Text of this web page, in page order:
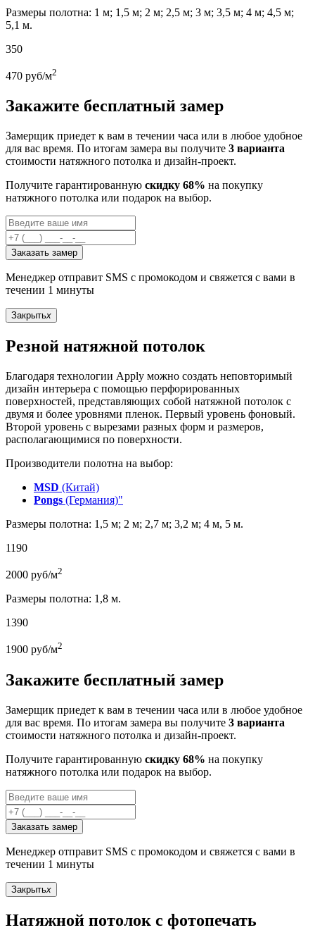
Размеры полотна: 1 м; 1,5 м; 2 м; 2,5 м; 3 м; 3,5 м; 4 м; 4,5 м;
5,1 м.
350
470 руб/м2
Закажите бесплатный замер
Замерщик приедет к вам в течении часа или в любое удобное
для вас время. По итогам замера вы получите 3 варианта
стоимости натяжного потолка и дизайн-проект.
Получите гарантированную скидку 68% на покупку
натяжного потолка или подарок на выбор.
Заказать замер
Менеджер отправит SMS с промокодом и свяжется с вами в
течении 1 минуты
Закрытьx
Резной натяжной потолок
Благодаря технологии Apply можно создать неповторимый
дизайн интерьера с помощью перфорированных
поверхностей, представляющих собой натяжной потолок с
двумя и более уровнями пленок. Первый уровень фоновый.
Второй уровень с вырезами разных форм и размеров,
располагающимися по поверхности.
Производители полотна на выбор:
MSD (Китай)
Pongs (Германия)"
Размеры полотна: 1,5 м; 2 м; 2,7 м; 3,2 м; 4 м, 5 м.
1190
2000 руб/м2
Размеры полотна: 1,8 м.
1390
1900 руб/м2
Закажите бесплатный замер
Замерщик приедет к вам в течении часа или в любое удобное
для вас время. По итогам замера вы получите 3 варианта
стоимости натяжного потолка и дизайн-проект.
Получите гарантированную скидку 68% на покупку
натяжного потолка или подарок на выбор.
Заказать замер
Менеджер отправит SMS с промокодом и свяжется с вами в
течении 1 минуты
Закрытьx
Натяжной потолок с фотопечать